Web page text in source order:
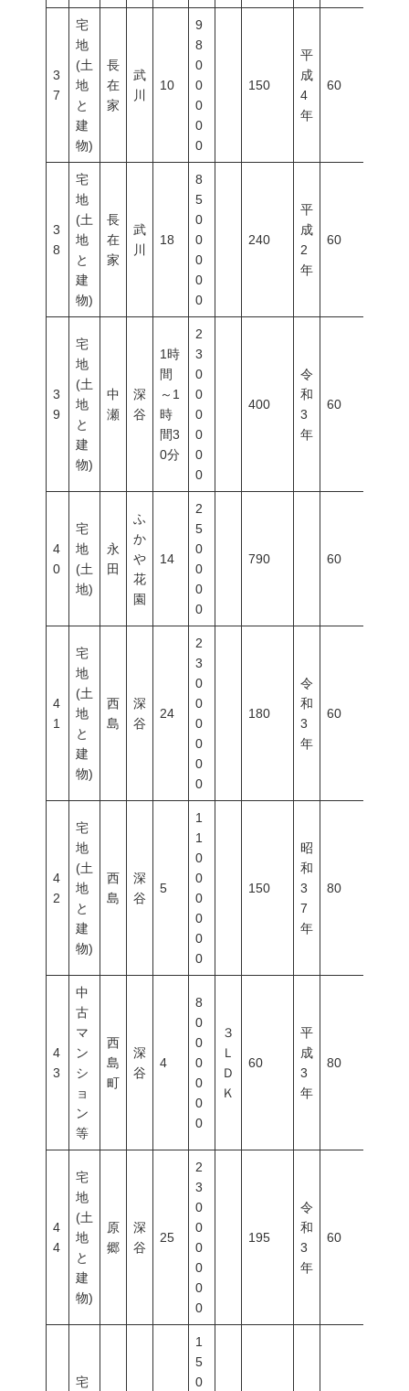
3
7
宅
地
(土
地
と
建
物)
長
在
家
武
川
10
9
8
0
0
0
0
0
150
平
成
4
年
60
3
8
宅
地
(土
地
と
建
物)
長
在
家
武
川
18
8
5
0
0
0
0
0
240
平
成
2
年
60
3
9
宅
地
(土
地
と
建
物)
中
瀬
深
谷
1時
間
～1
時
間3
0分
2
3
0
0
0
0
0
0
400
令
和
3
年
60
4
0
宅
地
(土
地)
永
田
ふ
か
や
花
園
14
2
5
0
0
0
0
790 60
4
1
宅
地
(土
地
と
建
物)
西
島
深
谷
24
2
3
0
0
0
0
0
0
180
令
和
3
年
60
4
2
宅
地
(土
地
と
建
物)
西
島
深
谷
5
1
1
0
0
0
0
0
0
150
昭
和
3
7
年
80
4
3
中
古
マ
ン
シ
ョ
ン
等
西
島
町
深
谷
4
8
0
0
0
0
0
0
３
Ｌ
Ｄ
Ｋ
60
平
成
3
年
80
4
4
宅
地
(土
地
と
建
物)
原
郷
深
谷
25
2
3
0
0
0
0
0
0
195
令
和
3
年
60
宅
1
5
0